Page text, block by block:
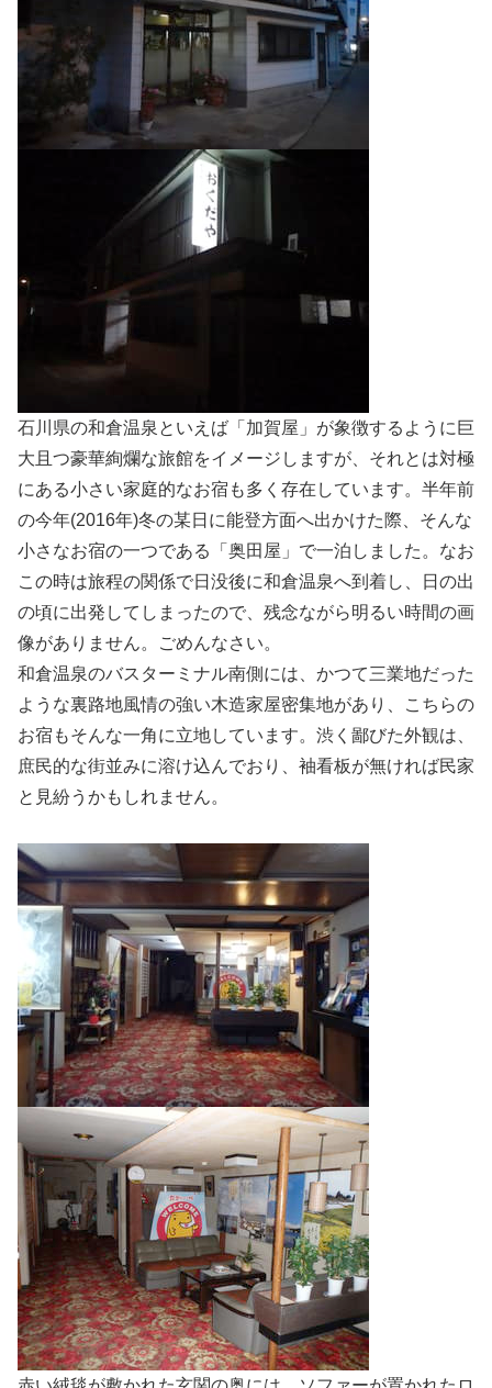
石川県の和倉温泉といえば「加賀屋」が象徴するように巨
大且つ豪華絢爛な旅館をイメージしますが、それとは対極
にある小さい家庭的なお宿も多く存在しています。半年前
の今年(2016年)冬の某日に能登方面へ出かけた際、そんな
小さなお宿の一つである「奥田屋」で一泊しました。なお
この時は旅程の関係で日没後に和倉温泉へ到着し、日の出
の頃に出発してしまったので、残念ながら明るい時間の画
像がありません。ごめんなさい。
和倉温泉のバスターミナル南側には、かつて三業地だった
ような裏路地風情の強い木造家屋密集地があり、こちらの
お宿もそんな一角に立地しています。渋く鄙びた外観は、
庶民的な街並みに溶け込んでおり、袖看板が無ければ民家
と見紛うかもしれません。